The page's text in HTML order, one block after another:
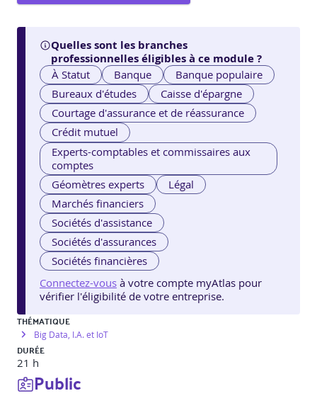
Quelles sont les branches
professionnelles éligibles à ce module ?
À Statut Banque
Banque populaire
Bureaux d'études
Caisse d'épargne
Courtage d'assurance et de réassurance
Crédit mutuel
Experts-comptables et commissaires aux
comptes
Géomètres experts
Légal
Marchés financiers
Sociétés d'assistance
Sociétés d'assurances
Sociétés financières
Connectez-vous à votre compte myAtlas pour
vérifier l'éligibilité de votre entreprise.
THÉMATIQUE
Big Data, I.A. et IoT
DURÉE
21 h
Public